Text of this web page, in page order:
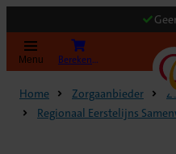
Menu Bereken uw premie
Home Zorgaanbieder
Regionaal Eerstelijns